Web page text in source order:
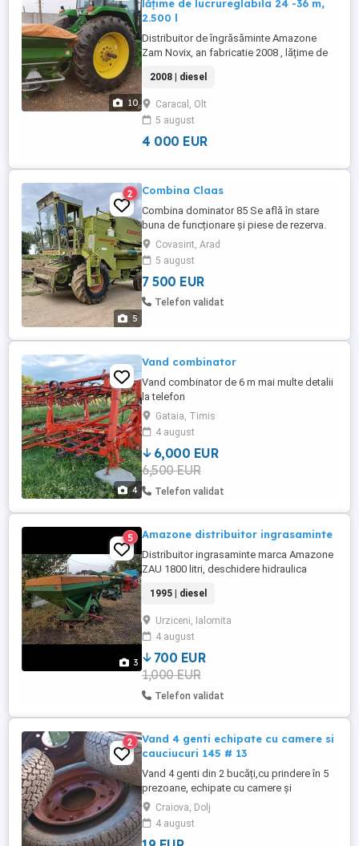
10
lățime de lucrureglabila 24 -36 m,
2.500 l
Distribuitor de îngrăsăminte Amazone
Zam Novix, an fabricatie 2008 , lățime de
2.500 litri, inchidere hidraulica sepaeara,
cosuri si discuri de inox, cu bordura. Arata
si functioneaza impecabil. Import
noiembrie 2019. Pretl: 4.000 Euro, TVA
inclus SC Gio ...
2008 | diesel
Caracal, Olt
5 august
4 000 EUR
5
2 Combina Claas
Combina dominator 85 Se află în stare
buna de funcționare și piese de rezerva.
Covasint, Arad
5 august
7 500 EUR
Telefon validat
4
Vand combinator
Vand combinator de 6 m mai multe detalii
la telefon
Gataia, Timis
4 august
6,000 EUR
6,500 EUR
Telefon validat
3
5 Amazone distribuitor ingrasaminte
Distribuitor ingrasaminte marca Amazone
ZAU 1800 litri, deschidere hidraulica
recent adus, parc utilaje agricole Urziceni
Ialimita, 700 euro
1995 | diesel
Urziceni, Ialomita
4 august
700 EUR
1,000 EUR
Telefon validat
2
Vand 4 genti echipate cu camere si
cauciucuri 145 # 13
Vand 4 genti din 2 bucăți,cu prindere în 5
prezoane, echipate cu camere și
cauciucuri 145 13 bune,pretabile la
remorca,carucioare etc,la pret de 100 lei
buc,negociabil.Tel
Craiova, Dolj
4 august